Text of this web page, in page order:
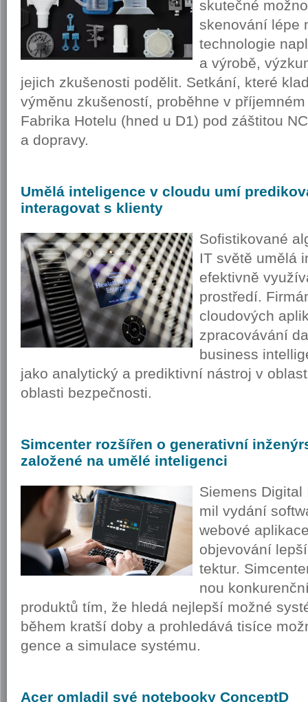
skutečné
skenování lépe
technologie
a výrobě,
jejich zkušenosti podělit. Setkání, které
výměnu zkušeností, proběhne v
Fabrika Hotelu (hned u D1) pod záštitou
a dopravy.
Umělá inteligence v cloudu umí
interagovat s klienty
Sofistikované
IT světě umělá
efektivně
prostředí.
cloudových
zpracovávání
business
jako analytický a prediktivní nástroj v
oblasti bezpečnosti.
Simcenter rozšířen o generativní
založené na umělé inteligenci
Si­e­mens
mil vy­dá­ní
webo­vé
ob­je­vo­vá­ní
tek­tur.
nou
pro­duk­tů tím, že hledá nej­lep­ší možné
během krat­ší doby a pro­hle­dá­vá ti­sí­ce
gen­ce a si­mu­la­ce sys­té­mu.
Acer omladil své notebooky ConceptD